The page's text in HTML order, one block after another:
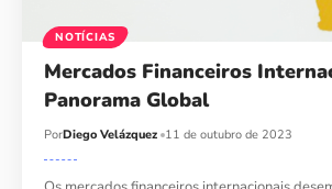
NOTÍCIAS
Mercados Financeiros
Panorama Global
PorDiego Velázquez 11 de outubro de 2023